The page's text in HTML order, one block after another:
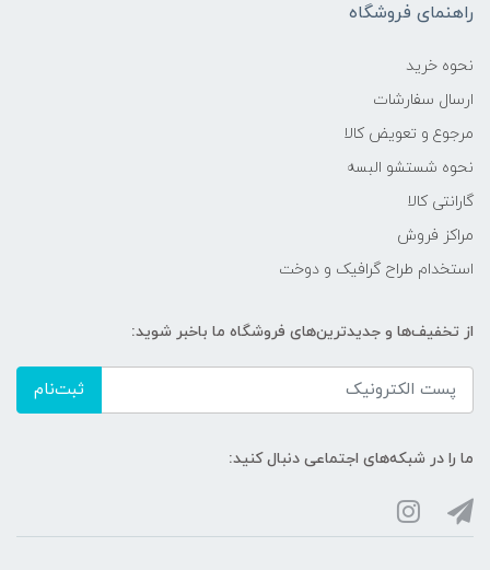
راهنمای فروشگاه
نحوه خرید
ارسال سفارشات
مرجوع و تعویض کالا
نحوه شستشو البسه
گارانتی کالا
مراکز فروش
استخدام طراح گرافیک و دوخت
از تخفیف‌ها و جدیدترین‌های فروشگاه ما باخبر شوید:
ثبت‌نام
ما را در شبکه‌های اجتماعی دنبال کنید: